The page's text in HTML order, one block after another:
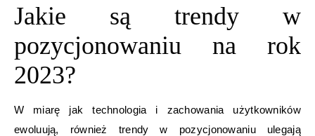
Jakie są trendy w
pozycjonowaniu na rok
2023?
W miarę jak technologia i zachowania użytkowników
ewoluują, również trendy w pozycjonowaniu ulegają